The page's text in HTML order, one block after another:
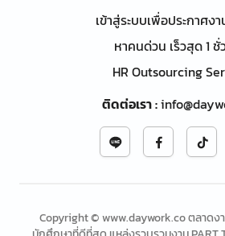
เข้าสู่ระบบเพื่อประกาศง
หาคนด่วน เร็วสุด 1 ชั่
HR Outsourcing
ติดต่อเรา:
Copyright © www.daywork.co ตลาดงา